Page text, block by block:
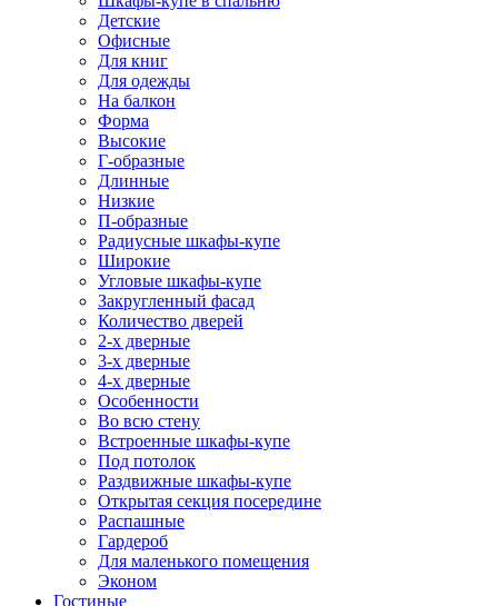
Детские
Офисные
Для книг
Для одежды
На балкон
Форма
Высокие
Г-образные
Длинные
Низкие
П-образные
Радиусные шкафы-купе
Широкие
Угловые шкафы-купе
Закругленный фасад
Количество дверей
2-х дверные
3-х дверные
4-х дверные
Особенности
Во всю стену
Встроенные шкафы-купе
Под потолок
Раздвижные шкафы-купе
Открытая секция посередине
Распашные
Гардероб
Для маленького помещения
Эконом
Гостиные